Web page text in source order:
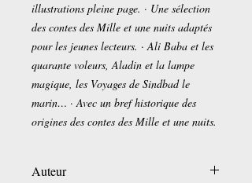
illustrations pleine page. · Une sélection
des contes des Mille et une nuits adaptés
pour les jeunes lecteurs. · Ali Baba et les
quarante voleurs, Aladin et la lampe
magique, les Voyages de Sindbad le
marin… · Avec un bref historique des
origines des contes des Mille et une nuits.
Auteur